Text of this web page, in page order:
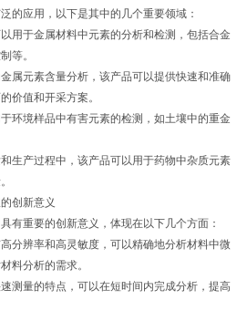
应用，以下是其中的几个重要领域：
于金属材料中元素的分析和检测，包括合金
等。
元素含量分析，该产品可以提供快速和准确
价值和开采方案。
境样品中有害元素的检测，如土壤中的重金
产过程中，该产品可以用于药物中杂质元素
创新意义
重要的创新意义，体现在以下几个方面：
辨率和高灵敏度，可以精确地分析材料中微
料分析的需求。
量的特点，可以在短时间内完成分析，提高